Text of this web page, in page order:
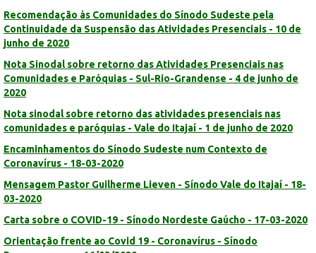
Recomendação às Comunidades do Sínodo Sudeste pela
Continuidade da Suspensão das Atividades Presenciais - 10 de
junho de 2020
Nota Sinodal sobre retorno das Atividades Presenciais nas
Comunidades e Paróquias - Sul-Rio-Grandense - 4 de junho de
2020
Nota sinodal sobre retorno das atividades presenciais nas
comunidades e paróquias - Vale do Itajaí - 1 de junho de 2020
Encaminhamentos do Sínodo Sudeste num Contexto de
Coronavírus - 18-03-2020
Mensagem Pastor Guilherme Lieven - Sínodo Vale do Itajaí - 18-
03-2020
Carta sobre o COVID-19 - Sínodo Nordeste Gaúcho - 17-03-2020
Orientação frente ao Covid 19 - Coronavírus - Sínodo